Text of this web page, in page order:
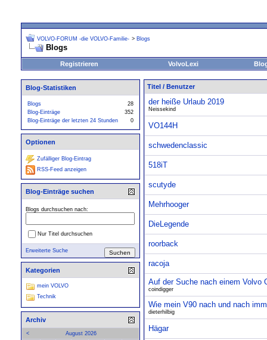
VOLVO-FORUM -die VOLVO-Familie- > Blogs
Blogs
Registrieren VolvoLexi
Titel / Benutzer
der heiße Urlaub 2019
Neissekind
VO144H
schwedenclassic
518iT
scutyde
Mehrhooger
DieLegende
roorback
racoja
Auf der Suche nach einem Volvo
coindigger
Wie mein V90 nach und nach
dieterhilbig
Hägar
Blog-Statistiken
Blogs
28
Blog-Einträge
352
Blog-Einträge der letzten 24 Stunden
0
Optionen
Zufälliger Blog-Eintrag
RSS-Feed anzeigen
Blog-Einträge suchen
Blogs durchsuchen nach:
Nur Titel durchsuchen
Erweiterte Suche
Kategorien
mein VOLVO
Technik
Archiv
<
August 2026